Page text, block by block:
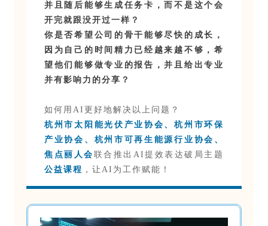
并且随后能够生成任务卡，而不是这个会
开完就跟没开过一样？
你是否希望公司的骨干能够尽快的成长，
因为自己的时间精力已经越来越不够，希
望他们能够做专业的报告，并且给出专业
并有影响力的分享？
如何用AI更好地解决以上问题？
杭州市太阳能光伏产业协会、杭州市环保
产业协会、杭州市可再生能源行业协会、
焦点丽人会 联合推出AI提效表达破局主题
公益课程 ，让AI为工作赋能！